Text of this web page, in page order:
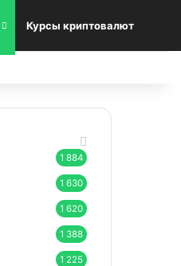
Курсы криптовалют
1 884
1 630
1 620
1 388
1 225